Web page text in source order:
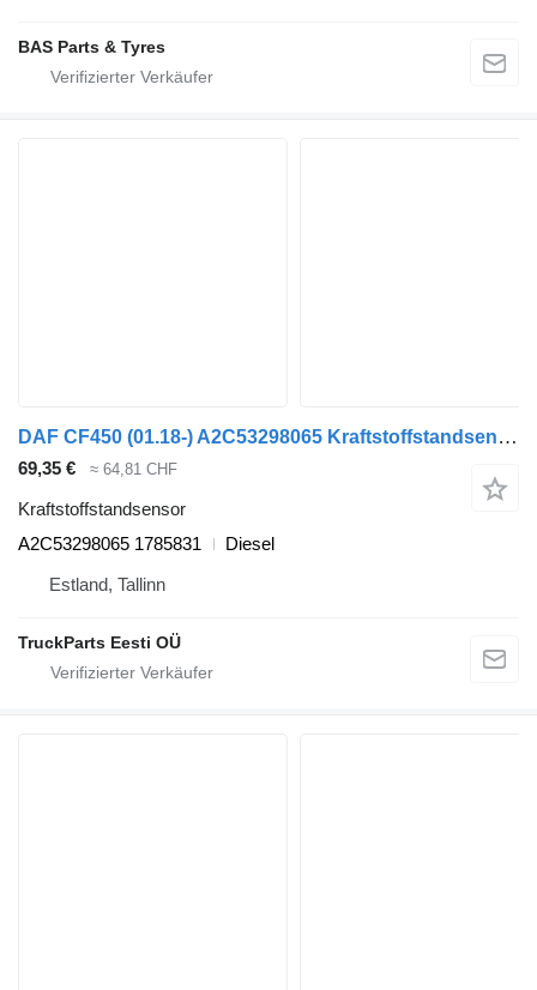
BAS Parts & Tyres
DAF CF450 (01.18-) A2C53298065 Kraftstoffstandsensor für DAF CF450, CF460 (2017-) Sattelzugmaschine
69,35 € ≈ 64,81 CHF
Kraftstoffstandsensor
A2C53298065 1785831
Diesel
Estland, Tallinn
TruckParts Eesti OÜ